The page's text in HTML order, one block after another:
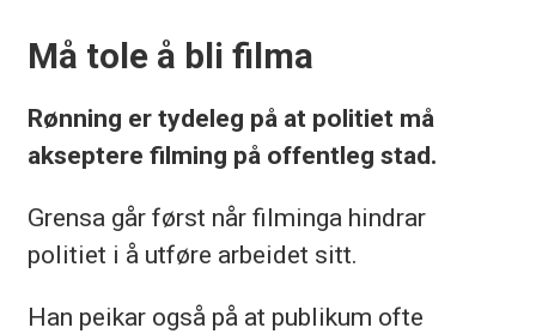
Må tole å bli filma
Rønning er tydeleg på at politiet må
akseptere filming på offentleg stad.
Grensa går først når filminga hindrar
politiet i å utføre arbeidet sitt.
Han peikar også på at publikum ofte